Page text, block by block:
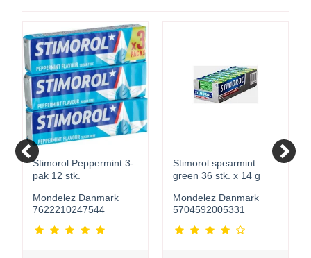
Stimorol Peppermint 3-
pak 12 stk.
Mondelez Danmark
7622210247544
Stimorol spearmint
green 36 stk. x 14 g
Mondelez Danmark
5704592005331